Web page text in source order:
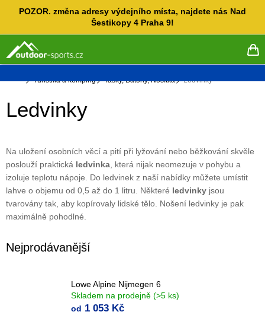
POZOR. změna adresy výdejního místa, najdete nás Nad
Šestikopy 4 Praha 9!
Domů
Turistika a kemping Tašky, Batohy, Nosítka Ledvinky
Ledvinky
Na uložení osobních věcí a pití při lyžování nebo běžkování skvěle
poslouží praktická ledvinka, která nijak neomezuje v pohybu a
izoluje teplotu nápoje. Do ledvinek z naší nabídky můžete umístit
lahve o objemu od 0,5 až do 1 litru. Některé ledvinky jsou
tvarovány tak, aby kopírovaly lidské tělo. Nošení ledvinky je pak
maximálně pohodlné.
Nejprodávanější
Lowe Alpine Nijmegen 6
Skladem na prodejně (>5 ks)
od 1 053 Kč